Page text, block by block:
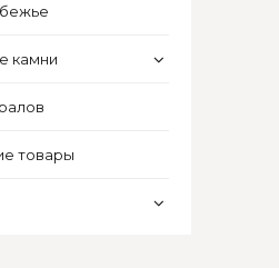
камни
товары